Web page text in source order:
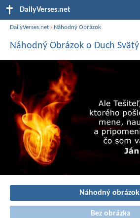
DailyVerses.net
DailyVerses.net › Náhodný Obrázok
Náhodný Obrázok o Duch Svätý
Náhodný
Bez obrázka